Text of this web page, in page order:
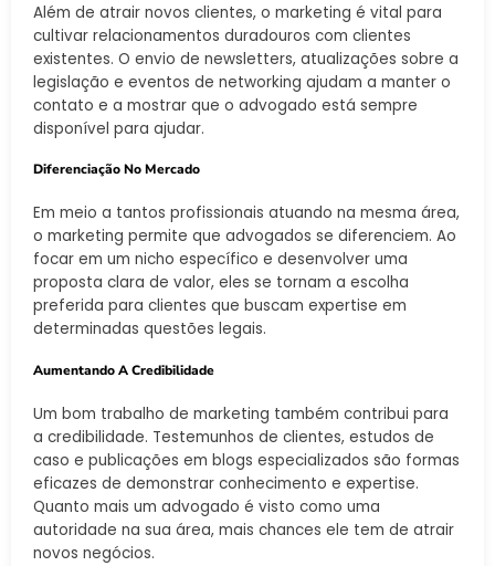
Além de atrair novos clientes, o marketing é vital para
cultivar relacionamentos duradouros com clientes
existentes. O envio de newsletters, atualizações sobre a
legislação e eventos de networking ajudam a manter o
contato e a mostrar que o advogado está sempre
disponível para ajudar.
Diferenciação No Mercado
Em meio a tantos profissionais atuando na mesma área,
o marketing permite que advogados se diferenciem. Ao
focar em um nicho específico e desenvolver uma
proposta clara de valor, eles se tornam a escolha
preferida para clientes que buscam expertise em
determinadas questões legais.
Aumentando A Credibilidade
Um bom trabalho de marketing também contribui para
a credibilidade. Testemunhos de clientes, estudos de
caso e publicações em blogs especializados são formas
eficazes de demonstrar conhecimento e expertise.
Quanto mais um advogado é visto como uma
autoridade na sua área, mais chances ele tem de atrair
novos negócios.